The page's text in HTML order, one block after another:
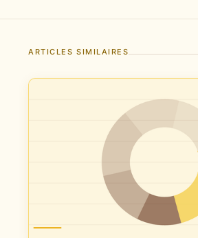
ARTICLES SIMILAIRES